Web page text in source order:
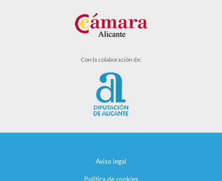
Con la colaboración de:
Aviso legal
Política de cookies